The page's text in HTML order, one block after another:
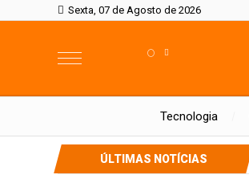
Sexta, 07 de Agosto de 2026
°
Tecnologia
ÚLTIMAS NOTÍCIAS